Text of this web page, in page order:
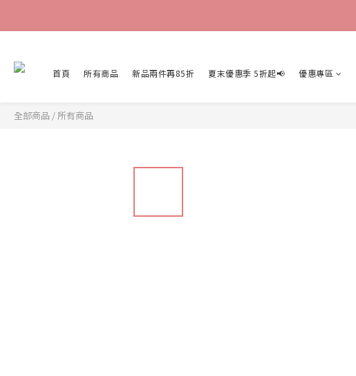
首頁 所有商品 新品兩件再85折 夏末優惠季 5折起📢 優惠專區
全部商品 / 所有商品